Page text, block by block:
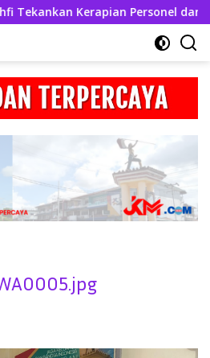
Kerapian Personel dan